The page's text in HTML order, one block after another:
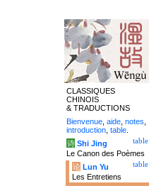
CLASSIQUES
CHINOIS
& TRADUCTIONS
Bienvenue aide notes
introduction table
table
诗 Shi Jing
Le Canon des Poèmes
table
论 Lun Yu
Les Entretiens